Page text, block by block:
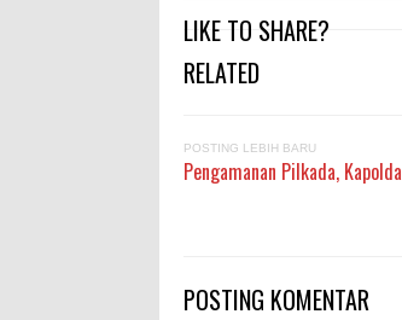
LIKE TO SHARE?
RELATED
POSTING LEBIH BARU
Pengamanan Pilkada,
POSTING KOMENTAR